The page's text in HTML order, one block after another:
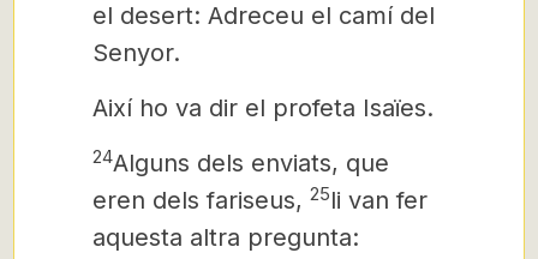
el desert: Adreceu el camí del
Senyor.
Així ho va dir el profeta Isaïes.
24Alguns dels enviats, que
eren dels fariseus, 25li van fer
aquesta altra pregunta: